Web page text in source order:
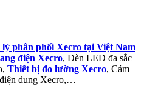
phân phối Xecro tại Việt Nam
điện Xecro, Đèn LED đa sắc
Thiết bị đo lường Xecro, Cảm
dung Xecro,…